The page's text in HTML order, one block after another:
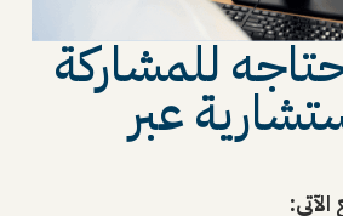
للمشاركة
عبر